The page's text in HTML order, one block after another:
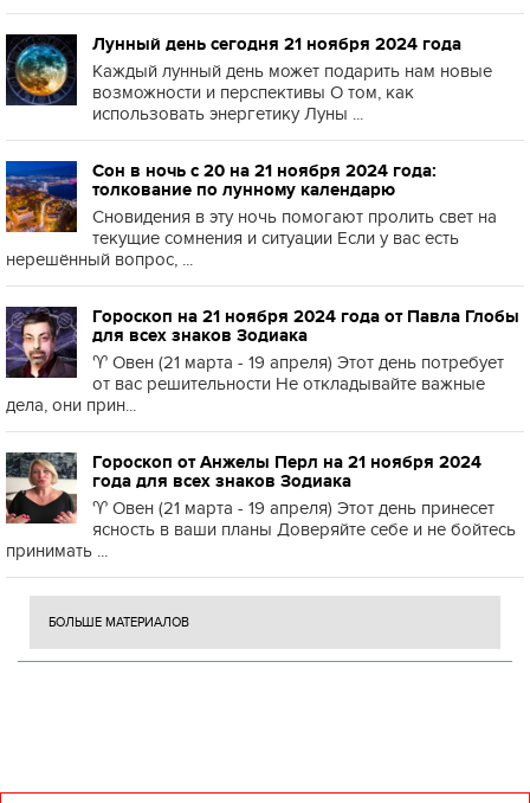
Лунный день сегодня 21 ноября 2024 года
Каждый лунный день может подарить нам новые
возможности и перспективы О том, как
использовать энергетику Луны ...
Сон в ночь с 20 на 21 ноября 2024 года:
толкование по лунному календарю
Сновидения в эту ночь помогают пролить свет на
текущие сомнения и ситуации Если у вас есть
нерешённый вопрос, ...
Гороскоп на 21 ноября 2024 года от Павла Глобы
для всех знаков Зодиака
♈️ Овен (21 марта - 19 апреля) Этот день потребует
от вас решительности Не откладывайте важные
дела, они прин...
Гороскоп от Анжелы Перл на 21 ноября 2024
года для всех знаков Зодиака
♈️ Овен (21 марта - 19 апреля) Этот день принесет
ясность в ваши планы Доверяйте себе и не бойтесь
принимать ...
БОЛЬШЕ МАТЕРИАЛОВ